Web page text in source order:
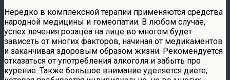
Нередко в комплексной терапии применяются средства
народной медицины и гомеопатии. В любом случае,
успех лечения розацеа на лице во многом будет
зависеть от многих факторов, начиная от медикаментов
и заканчивая здоровым образом жизни. Рекомендуется
отказаться от употребления алкоголя и забыть про
курение. Также большое внимание уделяется диете,